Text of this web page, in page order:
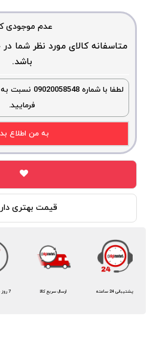
عدم موجودی
متاسفانه کالای مورد نظر شما
باشد.
لطفا با شماره
فرمایید.
به من اطلاع
قیمت بهتری
7 روز ضمانت بازگشت ارسال سریع کالا پشتیبانی 24 ساعته